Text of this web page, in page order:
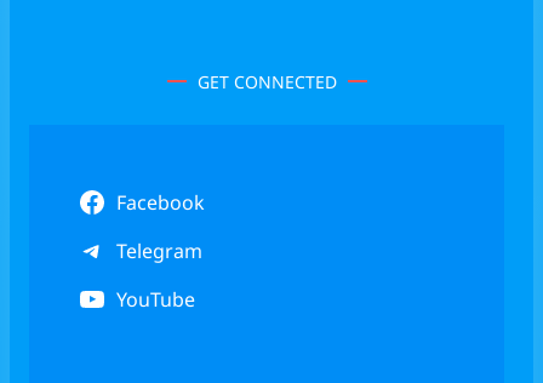
GET CONNECTED
Facebook
Telegram
YouTube